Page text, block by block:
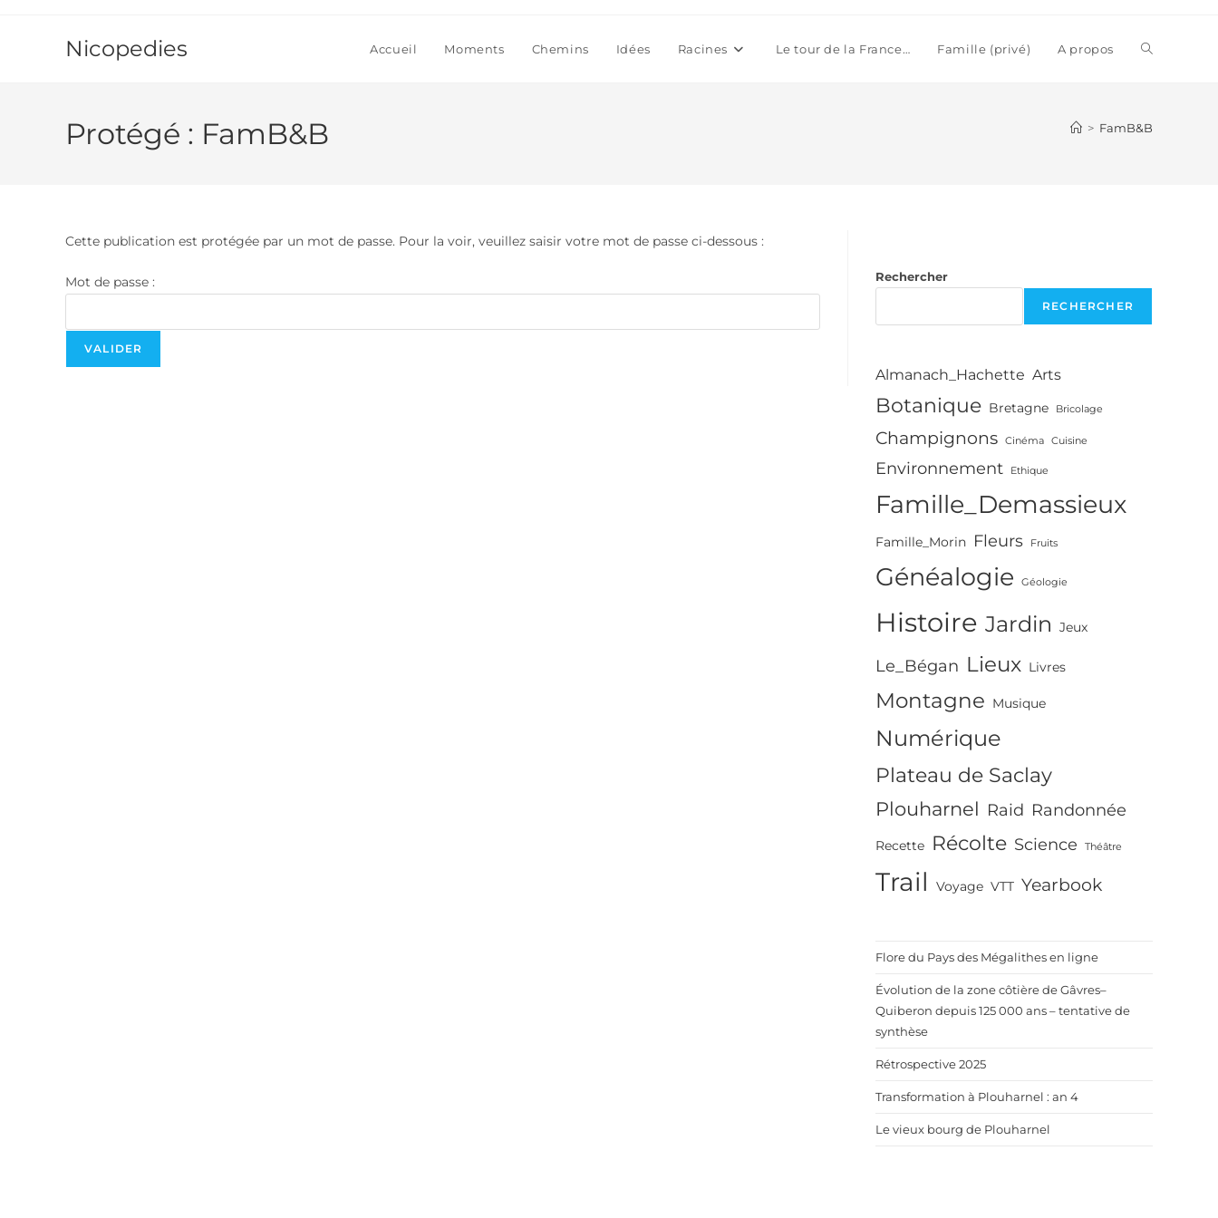
Nicopedies Accueil Moments Chemins Idées Racines Le tour de la France… Famille (privé) A propos Toggle
Protégé : FamB&B > FamB&B
Cette publication est protégée par un mot de passe. Pour la voir, veuillez saisir votre mot de passe ci-dessous :
Mot de passe : Rechercher
RECHERCHER
Almanach_Hachette Arts
Botanique Bretagne Bricolage
Champignons Cinéma Cuisine
Environnement Ethique
Famille_Demassieux
Famille_Morin Fleurs Fruits
Généalogie Géologie
Histoire Jardin Jeux
Le_Bégan Lieux Livres
Montagne Musique
Numérique
Plateau de Saclay
Plouharnel Raid Randonnée
Recette Récolte Science Théâtre
Trail Voyage VTT Yearbook
Flore du Pays des Mégalithes en ligne
Évolution de la zone côtière de Gâvres–
Quiberon depuis 125 000 ans – tentative de
synthèse
Rétrospective 2025
Transformation à Plouharnel : an 4
Le vieux bourg de Plouharnel